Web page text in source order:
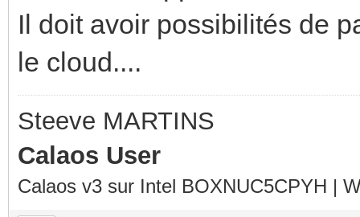
Il doit avoir possibilités de
le cloud....
Steeve MARTINS
Calaos User
Calaos v3 sur Intel BOXNUC5CPYH |